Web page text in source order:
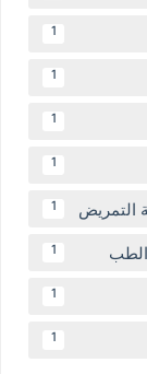
1
1
1
1
التمريض 1
الطب 1
1
1